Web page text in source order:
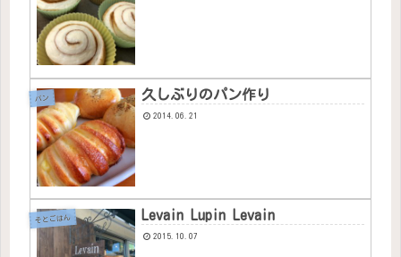
パン 久しぶりのパン作り
2014.06.21
そとごはん Levain Lupin Levain
2015.10.07